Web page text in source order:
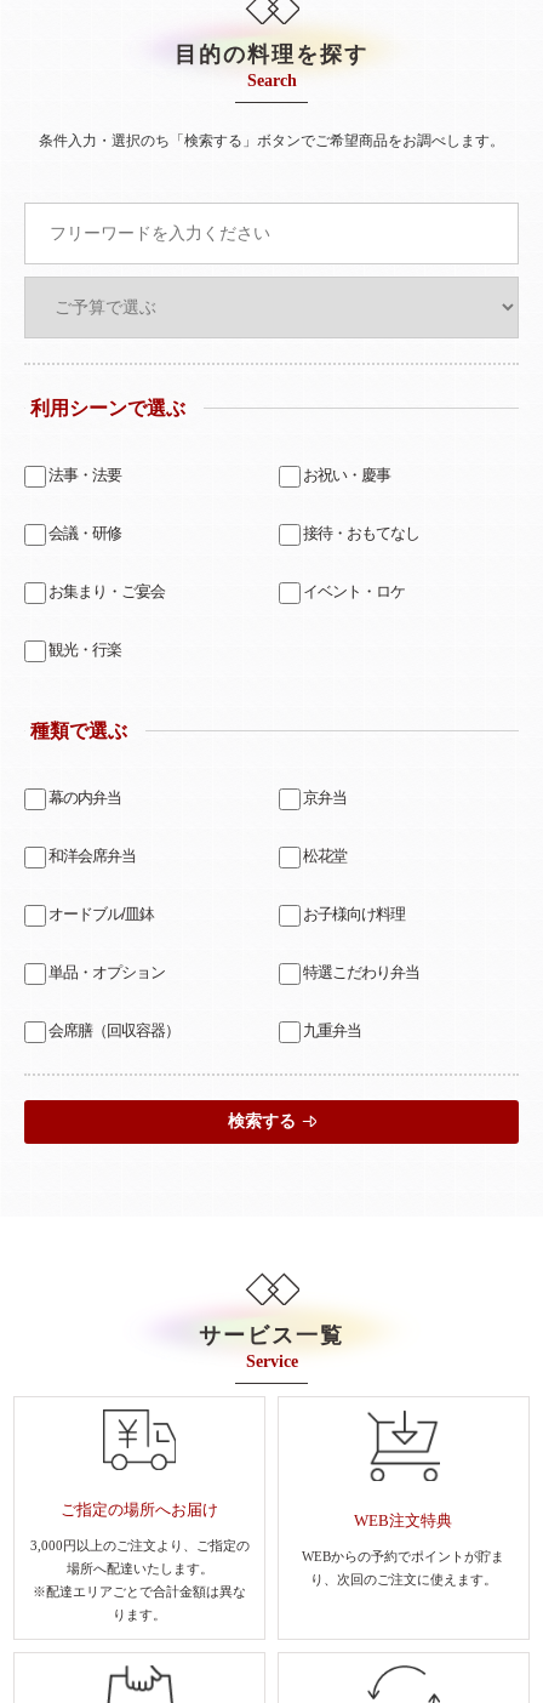
目的の料理を探す
Search
条件入力・選択のち「検索する」ボタンでご希望商品をお調べします。
利用シーンで選ぶ
法事・法要 お祝い・慶事
会議・研修 接待・おもてなし
お集まり・ご宴会 イベント・ロケ
観光・行楽
種類で選ぶ
幕の内弁当 京弁当
和洋会席弁当 松花堂
オードブル/皿鉢 お子様向け料理
単品・オプション 特選こだわり弁当
会席膳（回収容器） 九重弁当
検索する
サービス一覧
Service
ご指定の場所へお届け
3,000円以上のご注文より、
ご指定の
場所へ配達いたします。
※配達エリアごとで合計金額は異な
ります。
WEB注文特典
WEBからの予約でポイントが貯ま
り、 次回のご注文に使えます。